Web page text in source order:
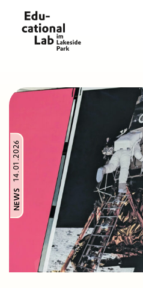
NEWS
14.01.2026